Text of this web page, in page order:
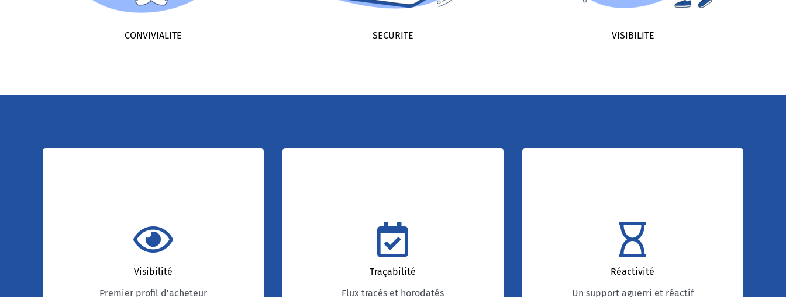
CONVIVIALITE SECURITE VISIBILITE
Visibilité
Premier profil d'acheteur
Premier profil d’acheteur des collectivités
territoriales avec plus de 70 000 avis par an, il
280 000 entreprises sur tout le territoire.
Architecturé en mode SAAS, une entreprise
Traçabilité
Flux tracés et horodatés
horodatés
Tous les flux sont tracés et horodatés afin de
garantir une traçabilité complète que ce soit
en phase consultation ou exécution. Les
correspondances simples et/ou en LAR sont
Réactivité
Un support aguerri et réactif
La satisfaction client est un objectif majeur
dans l’ADN des équipes. 95% des tickets sont
traités dans la journée, en moins d’une heure
pour les sujets critiques. Les membres de
l’équipe support sont tous aguerris aux